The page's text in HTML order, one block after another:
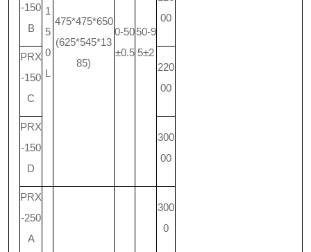
1
5
0
L
475*475*650
(625*545*13
85)
0-50
±0.5
50-9
5±2
-150
B
00
PRX
-150
C
220
00
PRX
-150
D
300
00
PRX
-250
A
300
0